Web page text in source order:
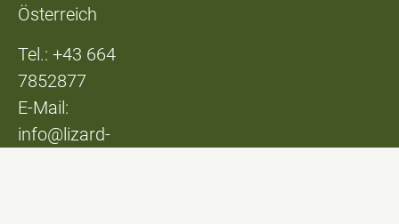
Österreich
Tel.: +43 664
7852877
E-Mail:
info@lizard-